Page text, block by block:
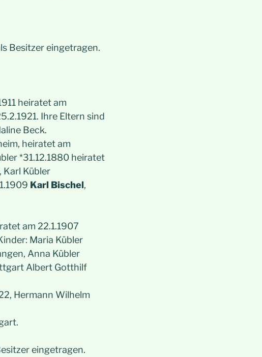
Besitzer eingetragen.
heiratet am
Ihre Eltern sind
Beck.
heiratet am
*31.12.1880 heiratet
Karl Kübler
Karl Bischel,
am 22.1.1907
Maria Kübler
Anna Kübler
Albert Gotthilf
Hermann Wilhelm
eingetragen.